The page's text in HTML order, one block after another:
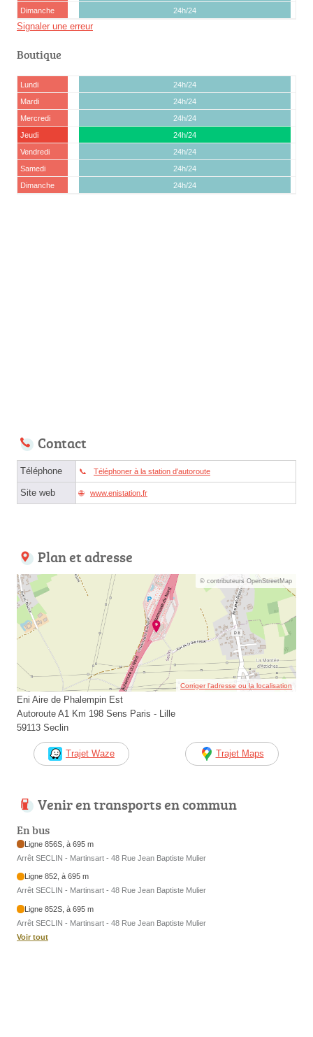
Dimanche 24h/24
Signaler une erreur
Boutique
Lundi
24h/24
Mardi
24h/24
Mercredi
24h/24
Jeudi
24h/24
Vendredi
24h/24
Samedi
24h/24
Dimanche
24h/24
Contact
Téléphone Téléphoner à la station d'autoroute
Site web www.enistation.fr
Plan et adresse
© contributeurs OpenStreetMap
Corriger l’adresse ou la localisation
Eni Aire de Phalempin Est
Autoroute A1 Km 198 Sens Paris - Lille
59113 Seclin
Trajet Waze Trajet Maps
Venir en transports en commun
En bus
Ligne 856S, à 695 m
Arrêt SECLIN - Martinsart - 48 Rue Jean Baptiste Mulier
Ligne 852, à 695 m
Arrêt SECLIN - Martinsart - 48 Rue Jean Baptiste Mulier
Ligne 852S, à 695 m
Arrêt SECLIN - Martinsart - 48 Rue Jean Baptiste Mulier
Voir tout